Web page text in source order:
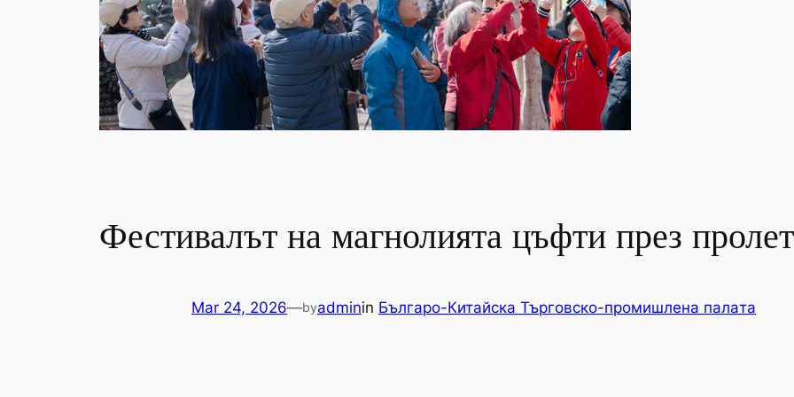
Фестивалът на магнолията цъфти през
Mar 24, 2026—byadminin Българо-Китайска Търговско-промишлена палaта